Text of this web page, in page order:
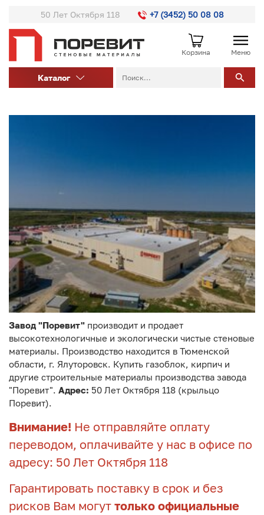
50 Лет Октября 118 +7 (3452) 50 08 08
Корзина Меню
Каталог
Завод "Поревит" производит и продает
высокотехнологичные и экологически чистые стеновые
материалы. Производство находится в Тюменской
области, г. Ялуторовск. Купить газоблок, кирпич и
другие строительные материалы производства завода
"Поревит". Адрес: 50 Лет Октября 118 (крыльцо
Поревит).
Внимание! Не отправляйте оплату
переводом, оплачивайте у нас в офисе по
адресу: 50 Лет Октября 118
Гарантировать поставку в срок и без
рисков Вам могут только официальные